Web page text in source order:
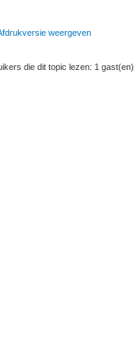
weergeven
die dit topic lezen: 1 gast(en)